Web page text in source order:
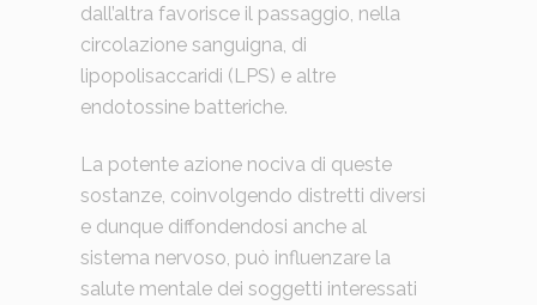
dall’altra favorisce il passaggio, nella
circolazione sanguigna, di
lipopolisaccaridi (LPS) e altre
endotossine batteriche.
La potente azione nociva di queste
sostanze, coinvolgendo distretti diversi
e dunque diffondendosi anche al
sistema nervoso, può influenzare la
salute mentale dei soggetti interessati